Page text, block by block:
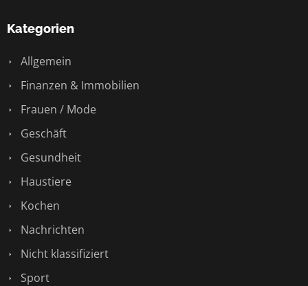
Kategorien
Allgemein
Finanzen & Immobilien
Frauen / Mode
Geschäft
Gesundheit
Haustiere
Kochen
Nachrichten
Nicht klassifiziert
Sport